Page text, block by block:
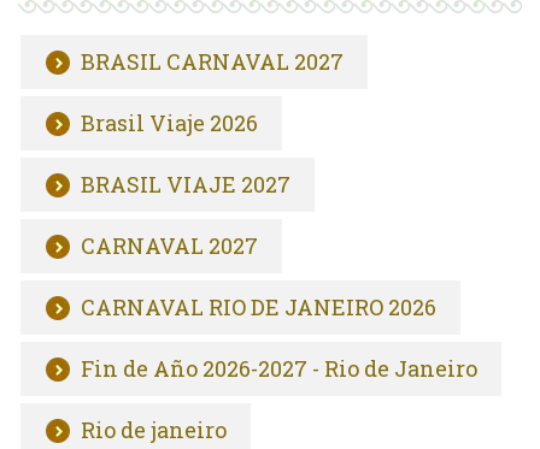
BRASIL CARNAVAL 2027
Brasil Viaje 2026
BRASIL VIAJE 2027
CARNAVAL 2027
CARNAVAL RIO DE JANEIRO 2026
Fin de Año 2026-2027 - Rio de Janeiro
Rio de janeiro